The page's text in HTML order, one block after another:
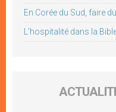
En Corée du Sud, faire
L’hospitalité dans la